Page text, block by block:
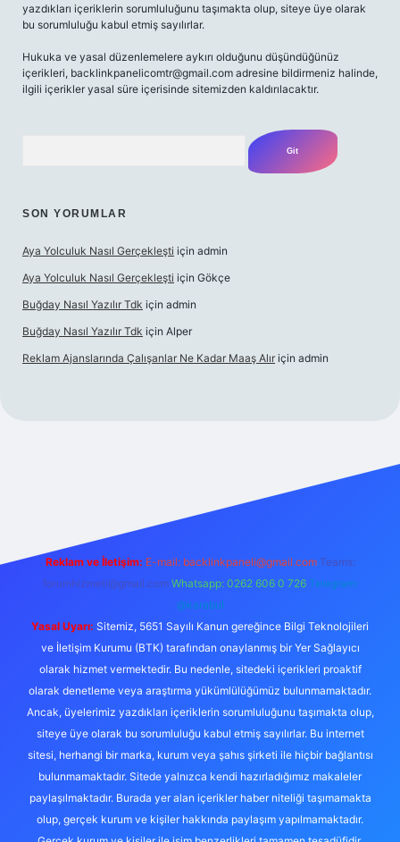
yazdıkları içeriklerin sorumluluğunu taşımakta olup, siteye üye olarak
bu sorumluluğu kabul etmiş sayılırlar.
Hukuka ve yasal düzenlemelere aykırı olduğunu düşündüğünüz
içerikleri, backlinkpanelicomtr@gmail.com adresine bildirmeniz halinde,
ilgili içerikler yasal süre içerisinde sitemizden kaldırılacaktır.
SON YORUMLAR
Aya Yolculuk Nasıl Gerçekleşti için admin
Aya Yolculuk Nasıl Gerçekleşti için Gökçe
Buğday Nasıl Yazılır Tdk için admin
Buğday Nasıl Yazılır Tdk için Alper
Reklam Ajanslarında Çalışanlar Ne Kadar Maaş Alır için admin
Reklam ve İletişim: E-mail: backlinkpaneli@gmail.com Teams:
forumhizmeti@gmail.com Whatsapp: 0262 606 0 726 Telegram:
@karabul
Yasal Uyarı: Sitemiz, 5651 Sayılı Kanun gereğince Bilgi Teknolojileri
ve İletişim Kurumu (BTK) tarafından onaylanmış bir Yer Sağlayıcı
olarak hizmet vermektedir. Bu nedenle, sitedeki içerikleri proaktif
olarak denetleme veya araştırma yükümlülüğümüz bulunmamaktadır.
Ancak, üyelerimiz yazdıkları içeriklerin sorumluluğunu taşımakta olup,
siteye üye olarak bu sorumluluğu kabul etmiş sayılırlar. Bu internet
sitesi, herhangi bir marka, kurum veya şahıs şirketi ile hiçbir bağlantısı
bulunmamaktadır. Sitede yalnızca kendi hazırladığımız makaleler
paylaşılmaktadır. Burada yer alan içerikler haber niteliği taşımamakta
olup, gerçek kurum ve kişiler hakkında paylaşım yapılmamaktadır.